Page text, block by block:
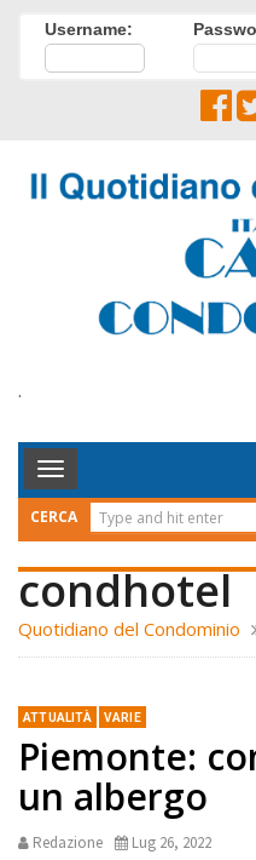
Username:
.
Toggle
Navigation
CERCA
condhotel
Quotidiano del Condominio
ATTUALITÀ VARIE
Piemonte:
un albergo
Redazione Lug 26, 2022